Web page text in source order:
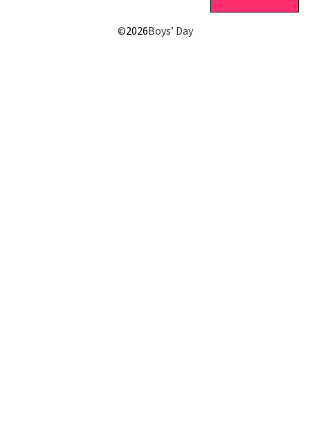
©2026Boys’ Day